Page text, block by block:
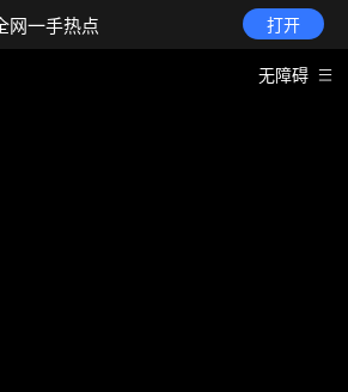
网一手热点 打开
无障碍